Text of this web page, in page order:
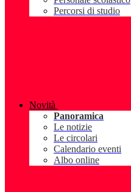
Percorsi di studio
Novità
Panoramica
Le notizie
Le circolari
Calendario eventi
Albo online